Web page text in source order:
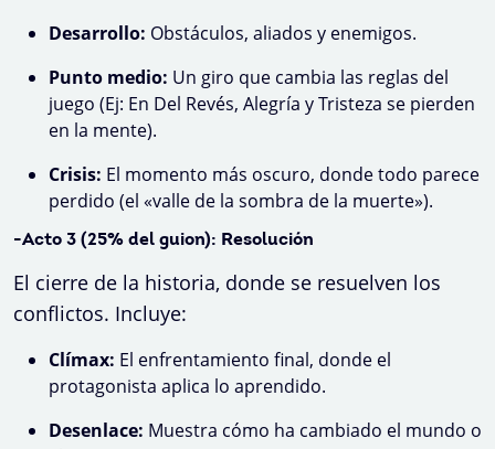
Desarrollo: Obstáculos, aliados y enemigos.
Punto medio: Un giro que cambia las reglas del
juego (Ej: En Del Revés, Alegría y Tristeza se pierden
en la mente).
Crisis: El momento más oscuro, donde todo parece
perdido (el «valle de la sombra de la muerte»).
-Acto 3 (25% del guion): Resolución
El cierre de la historia, donde se resuelven los
conflictos. Incluye:
Clímax: El enfrentamiento final, donde el
protagonista aplica lo aprendido.
Desenlace: Muestra cómo ha cambiado el mundo o